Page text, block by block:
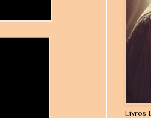
Livros